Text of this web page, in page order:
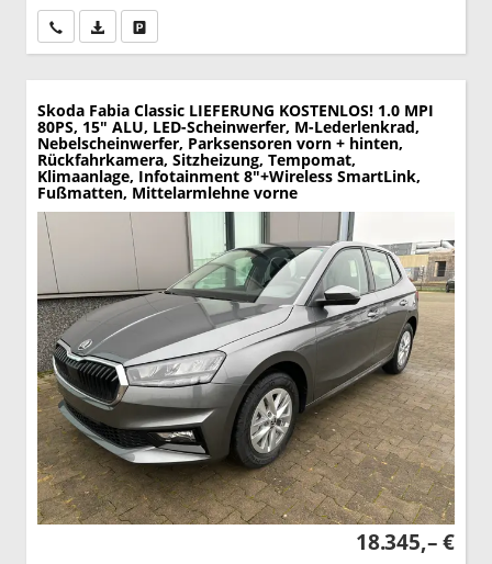
Wir rufen Sie anPDF-Datei, Fahrzeugexposé drucken
Skoda Fabia Classic LIEFERUNG KOSTENLOS! 1.0 MPI
80PS, 15" ALU, LED-Scheinwerfer, M-Lederlenkrad,
Nebelscheinwerfer, Parksensoren vorn + hinten,
Rückfahrkamera, Sitzheizung, Tempomat,
Klimaanlage, Infotainment 8"+Wireless SmartLink,
Fußmatten, Mittelarmlehne vorne
18.345,– €